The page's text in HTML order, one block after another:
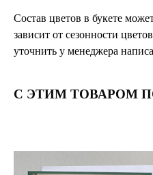
Состав цветов в букете
зависит от сезонности
уточнить у менеджера
С ЭТИМ ТОВАРОМ